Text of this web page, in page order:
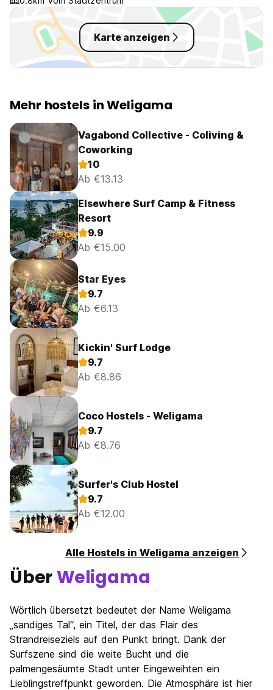
Karte anzeigen
Mehr hostels in Weligama
Vagabond Collective - Coliving &
Coworking
10
Ab €13.13
Elsewhere Surf Camp & Fitness
Resort
9.9
Ab €15.00
Star Eyes
9.7
Ab €6.13
Kickin' Surf Lodge
9.7
Ab €8.86
Coco Hostels - Weligama
9.7
Ab €8.76
Surfer's Club Hostel
9.7
Ab €12.00
Alle Hostels in Weligama anzeigen
ÜberWeligama
Wörtlich übersetzt bedeutet der Name Weligama
„sandiges Tal“, ein Titel, der das Flair des
Strandreiseziels auf den Punkt bringt. Dank der
Surfszene sind die weite Bucht und die
palmengesäumte Stadt unter Eingeweihten ein
Lieblingstreffpunkt geworden. Die Atmosphäre ist hier